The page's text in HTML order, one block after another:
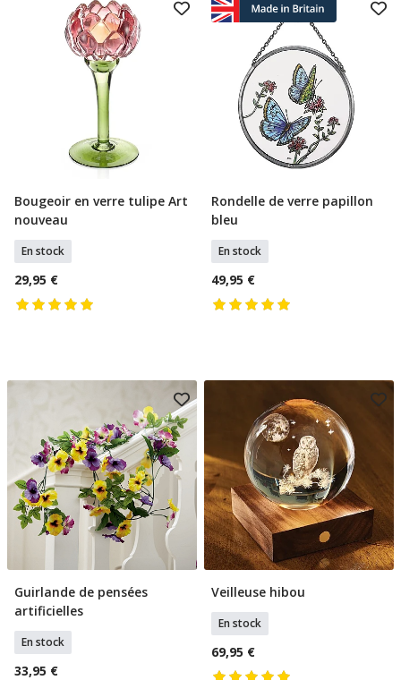
Ajouter Au Panier
Bougeoir en verre tulipe Art
nouveau
En stock
29,95 €
Ajouter Au Panier
Rondelle de verre papillon
bleu
En stock
49,95 €
Ajouter Au Panier
Guirlande de pensées
artificielles
En stock
33,95 €
Ajouter Au Panier
Veilleuse hibou
En stock
69,95 €